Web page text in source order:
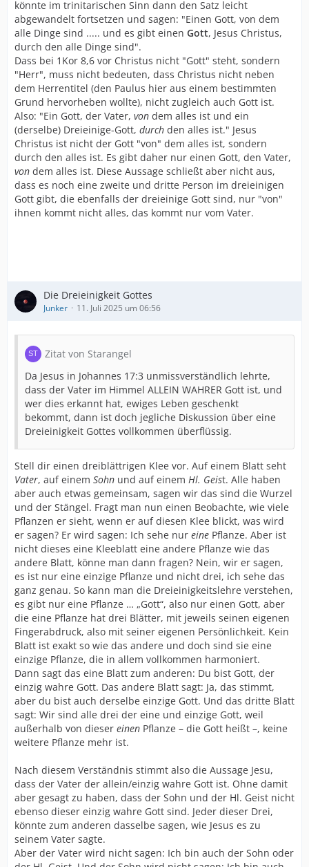
könnte im trinitarischen Sinn dann den Satz leicht
abgewandelt fortsetzen und sagen: "Einen Gott, von dem
alle Dinge sind ..... und es gibt einen Gott, Jesus Christus,
durch den alle Dinge sind".
Dass bei 1Kor 8,6 vor Christus nicht "Gott" steht, sondern
"Herr", muss nicht bedeuten, dass Christus nicht neben
dem Herrentitel (den Paulus hier aus einem bestimmten
Grund hervorheben wollte), nicht zugleich auch Gott ist.
Also: "Ein Gott, der Vater, von dem alles ist und ein
(derselbe) Dreieinige-Gott, durch den alles ist." Jesus
Christus ist nicht der Gott "von" dem alles ist, sondern
durch den alles ist. Es gibt daher nur einen Gott, den Vater,
von dem alles ist. Diese Aussage schließt aber nicht aus,
dass es noch eine zweite und dritte Person im dreieinigen
Gott gibt, die ebenfalls der dreieinige Gott sind, nur "von"
ihnen kommt nicht alles, das kommt nur vom Vater.
Die Dreieinigkeit Gottes
Junker 11. Juli 2025 um 06:56
Zitat von Starangel
Da Jesus in Johannes 17:3 unmissverständlich lehrte,
dass der Vater im Himmel ALLEIN WAHRER Gott ist, und
wer dies erkannt hat, ewiges Leben geschenkt
bekommt, dann ist doch jegliche Diskussion über eine
Dreieinigkeit Gottes vollkommen überflüssig.
Stell dir einen dreiblättrigen Klee vor. Auf einem Blatt seht
Vater, auf einem Sohn und auf einem Hl. Geist. Alle haben
aber auch etwas gemeinsam, sagen wir das sind die Wurzel
und der Stängel. Fragt man nun einen Beobachte, wie viele
Pflanzen er sieht, wenn er auf diesen Klee blickt, was wird
er sagen? Er wird sagen: Ich sehe nur eine Pflanze. Aber ist
nicht dieses eine Kleeblatt eine andere Pflanze wie das
andere Blatt, könne man dann fragen? Nein, wir er sagen,
es ist nur eine einzige Pflanze und nicht drei, ich sehe das
ganz genau. So kann man die Dreieinigkeitslehre verstehen,
es gibt nur eine Pflanze … „Gott“, also nur einen Gott, aber
die eine Pflanze hat drei Blätter, mit jeweils seinen eigenen
Fingerabdruck, also mit seiner eigenen Persönlichkeit. Kein
Blatt ist exakt so wie das andere und doch sind sie eine
einzige Pflanze, die in allem vollkommen harmoniert.
Dann sagt das eine Blatt zum anderen: Du bist Gott, der
einzig wahre Gott. Das andere Blatt sagt: Ja, das stimmt,
aber du bist auch derselbe einzige Gott. Und das dritte Blatt
sagt: Wir sind alle drei der eine und einzige Gott, weil
außerhalb von dieser einen Pflanze – die Gott heißt –, keine
weitere Pflanze mehr ist.
Nach diesem Verständnis stimmt also die Aussage Jesu,
dass der Vater der allein/einzig wahre Gott ist. Ohne damit
aber gesagt zu haben, dass der Sohn und der Hl. Geist nicht
ebenso dieser einzig wahre Gott sind. Jeder dieser Drei,
könnte zum anderen dasselbe sagen, wie Jesus es zu
seinem Vater sagte.
Aber der Vater wird nicht sagen: Ich bin auch der Sohn oder